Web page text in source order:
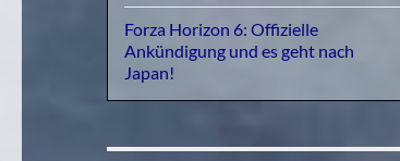
Forza Horizon 6: Offizielle
Ankündigung und es geht nach
Japan!